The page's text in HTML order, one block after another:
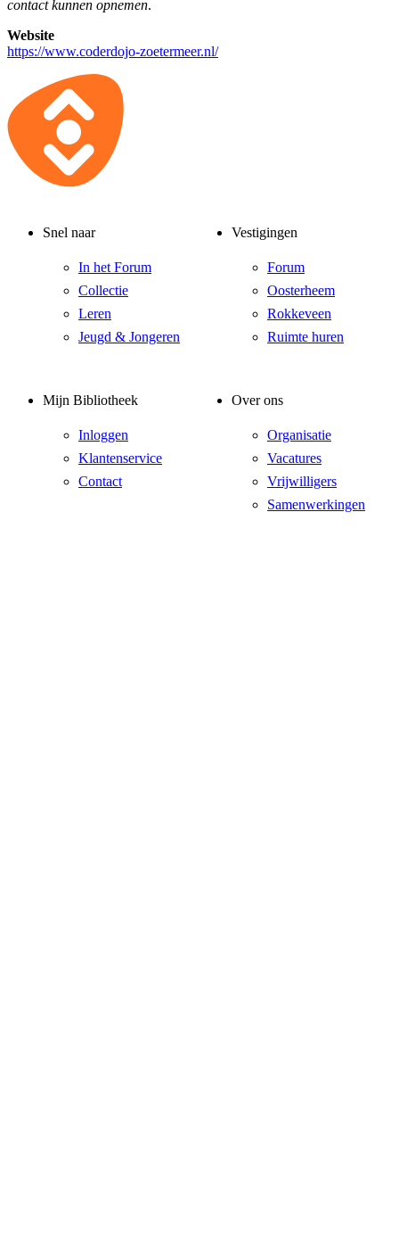
contact kunnen opnemen.
Website
https://www.coderdojo-zoetermeer.nl/
Snel naar
In het Forum
Collectie
Leren
Jeugd & Jongeren
Vestigingen
Forum
Oosterheem
Rokkeveen
Ruimte huren
Mijn Bibliotheek
Inloggen
Klantenservice
Contact
Over ons
Organisatie
Vacatures
Vrijwilligers
Samenwerkingen